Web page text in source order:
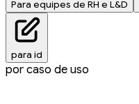
Para equipes de RH e L&D
para id
por caso de uso